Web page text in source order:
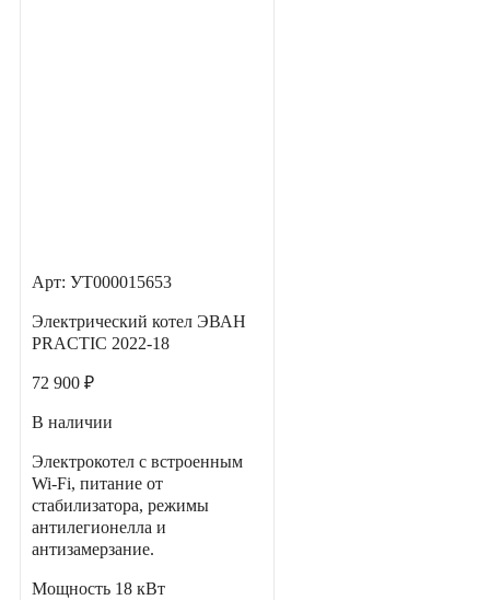
Арт: УТ000015653
Электрический котел ЭВАН
PRACTIC 2022-18
72 900 ₽
В наличии
Электрокотел с встроенным
Wi-Fi, питание от
стабилизатора, режимы
антилегионелла и
антизамерзание.
Мощность 18 кВт